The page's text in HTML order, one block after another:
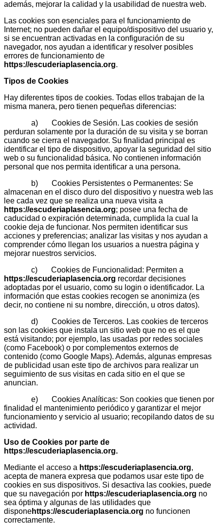
además, mejorar la calidad y la usabilidad de nuestra web.
Las cookies son esenciales para el funcionamiento de
Internet; no pueden dañar el equipo/dispositivo del usuario y,
si se encuentran activadas en la configuración de su
navegador, nos ayudan a identificar y resolver posibles
errores de funcionamiento de
https://escuderiaplasencia.org.
Tipos de Cookies
Hay diferentes tipos de cookies. Todas ellos trabajan de la
misma manera, pero tienen pequeñas diferencias:
a) Cookies de Sesión. Las cookies de sesión
perduran solamente por la duración de su visita y se borran
cuando se cierra el navegador. Su finalidad principal es
identificar el tipo de dispositivo, apoyar la seguridad del sitio
web o su funcionalidad básica. No contienen información
personal que nos permita identificar a una persona.
b) Cookies Persistentes o Permanentes: Se
almacenan en el disco duro del dispositivo y nuestra web las
lee cada vez que se realiza una nueva visita a
https://escuderiaplasencia.org; posee una fecha de
caducidad o expiración determinada, cumplida la cual la
cookie deja de funcionar. Nos permiten identificar sus
acciones y preferencias; analizar las visitas y nos ayudan a
comprender cómo llegan los usuarios a nuestra página y
mejorar nuestros servicios.
c) Cookies de Funcionalidad: Permiten a
https://escuderiaplasencia.org recordar decisiones
adoptadas por el usuario, como su login o identificador. La
información que estas cookies recogen se anonimiza (es
decir, no contiene ni su nombre, dirección, u otros datos).
d) Cookies de Terceros. Las cookies de terceros
son las cookies que instala un sitio web que no es el que
está visitando; por ejemplo, las usadas por redes sociales
(como Facebook) o por complementos externos de
contenido (como Google Maps). Además, algunas empresas
de publicidad usan este tipo de archivos para realizar un
seguimiento de sus visitas en cada sitio en el que se
anuncian.
e) Cookies Analíticas: Son cookies que tienen por
finalidad el mantenimiento periódico y garantizar el mejor
funcionamiento y servicio al usuario; recopilando datos de su
actividad.
Uso de Cookies por parte de
https://escuderiaplasencia.org.
Mediante el acceso a https://escuderiaplasencia.org,
acepta de manera expresa que podamos usar este tipo de
cookies en sus dispositivos. Si desactiva las cookies, puede
que su navegación por https://escuderiaplasencia.org no
sea óptima y algunas de las utilidades que
disponehttps://escuderiaplasencia.org no funcionen
correctamente.